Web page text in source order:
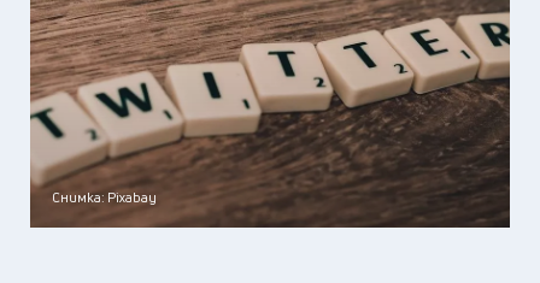
Снимка: Pixabay